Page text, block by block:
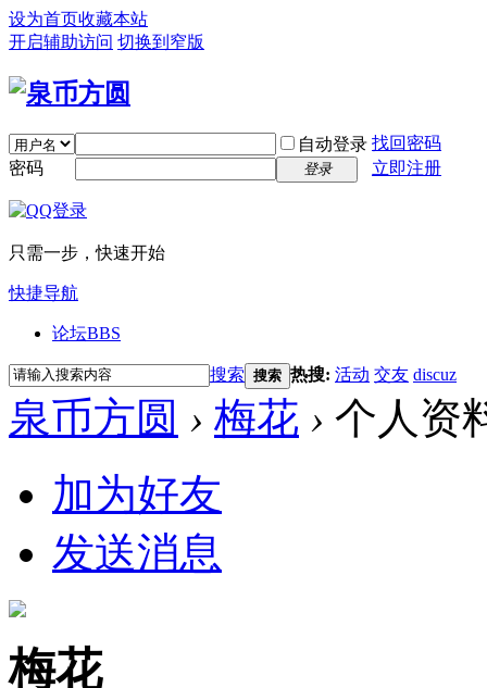
设为首页收藏本站
开启辅助访问 切换到窄版
自动登录 找回密码
密码
登录 立即注册
只需一步，快速开始
快捷导航
论坛BBS
搜索 搜索 热搜: 活动 交友 discuz
泉币方圆 › 梅花 › 个人资
加为好友
发送消息
梅花